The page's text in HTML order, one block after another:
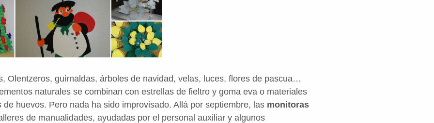
Olentzeros, guirnaldas, árboles de navidad, velas, luces, flores de pascua…
naturales se combinan con estrellas de fieltro y goma eva o materiales
de huevos. Pero nada ha sido improvisado. Allá por septiembre, las monitoras
de manualidades, ayudadas por el personal auxiliar y algunos